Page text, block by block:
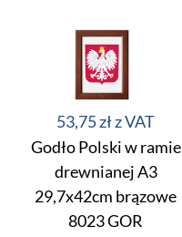
Godło Polski w ramie
drewnianej A3
29,7x42cm brązowe
8023 GOR
53,75 zł